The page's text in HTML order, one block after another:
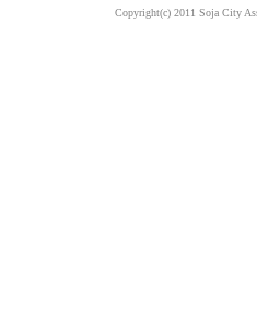
Copyright(c) 2011 Soja City